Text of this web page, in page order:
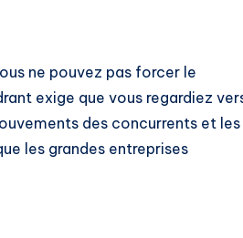
ne pouvez pas forcer le
exige que vous regardiez
des concurrents et les
les grandes entreprises